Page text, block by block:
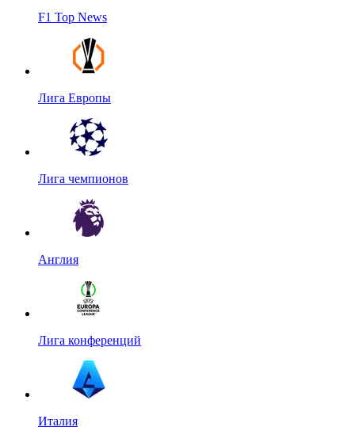
F1 Top News
Лига Европы
Лига чемпионов
Англия
Лига конференций
Италия